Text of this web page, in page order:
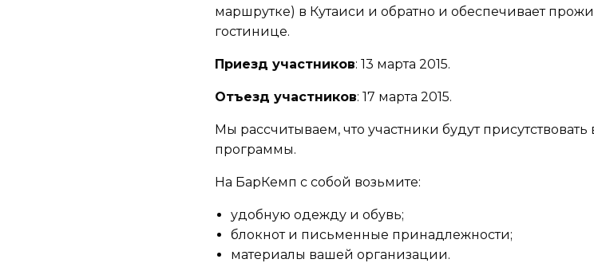
маршрутке) в Кутаиси и обратно и обеспечивает
гостинице.
Приезд участников: 13 марта 2015.
Отъезд участников: 17 марта 2015.
Мы рассчитываем, что участники будут присутствовать
программы.
На БарКемп с собой возьмите:
удобную одежду и обувь;
блокнот и письменные принадлежности;
материалы вашей организации.